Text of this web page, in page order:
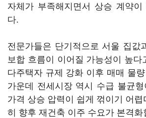
자체가 부족해지면서 상승 계약이
다.
전문가들은 단기적으로 서울 집값
보합 흐름이 이어질 가능성이 높다
다주택자 규제 강화 이후 매매 물
가운데 전세시장 역시 수급 불균형
가격 상승 압력이 쉽게 꺾이기 어
히 향후 재건축 이주 수요가 본격화